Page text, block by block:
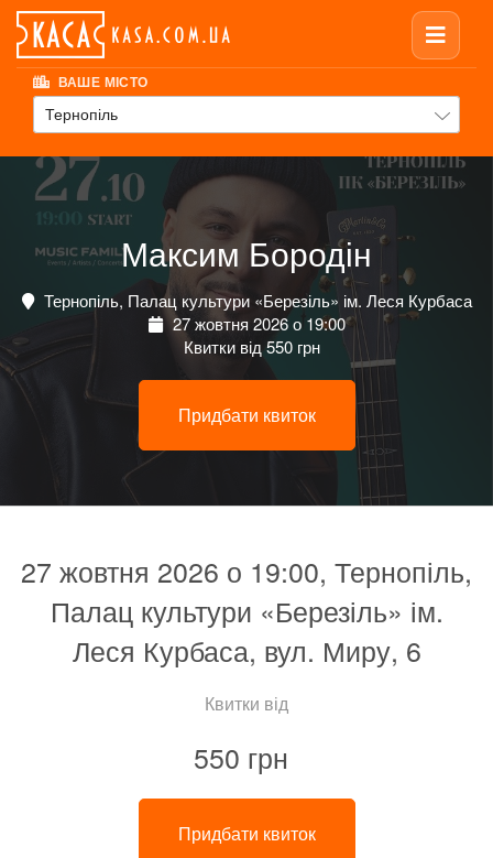
ВАШЕ МІСТО
Тернопіль
Максим Бородін
Тернопіль, Палац культури «Березіль» ім. Леся Курбаса
27 жовтня 2026 о 19:00
Квитки від 550 грн
Придбати квиток
27 жовтня 2026 о 19:00, Тернопіль,
Палац культури «Березіль» ім.
Леся Курбаса, вул. Миру, 6
Квитки від
550 грн
Придбати квиток